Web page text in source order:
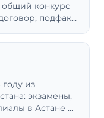
общий конкурс
подфак,
из
экзамены,
в Астане и